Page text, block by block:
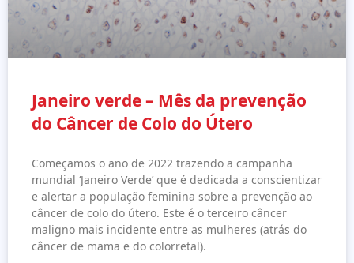
Janeiro verde – Mês da prevenção
do Câncer de Colo do Útero
Começamos o ano de 2022 trazendo a campanha
mundial ‘Janeiro Verde’ que é dedicada a conscientizar
e alertar a população feminina sobre a prevenção ao
câncer de colo do útero. Este é o terceiro câncer
maligno mais incidente entre as mulheres (atrás do
câncer de mama e do colorretal).